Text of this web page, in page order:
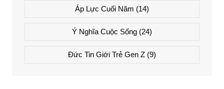
Áp Lực Cuối Năm (14)
Ý Nghĩa Cuộc Sống(24)
Đức Tin Giới Trẻ Gen Z(9)